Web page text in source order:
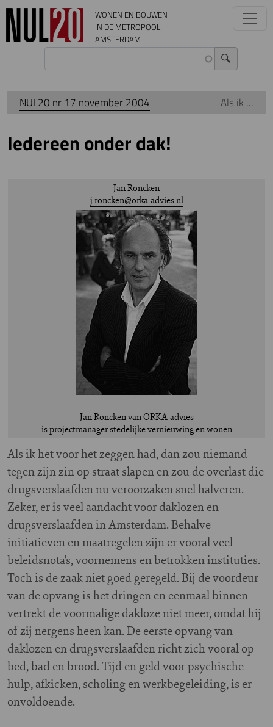
Overslaan en naar de inhoud gaan
WONEN EN BOUWEN
IN DE METROPOOL
AMSTERDAM
NUL20 nr 17 november 2004 Als ik ...
Iedereen onder dak!
Jan Roncken
j.roncken@orka-advies.nl
Jan Roncken van ORKA-advies
is projectmanager stedelijke vernieuwing en wonen
Als ik het voor het zeggen had, dan zou niemand
tegen zijn zin op straat slapen en zou de overlast die
drugsverslaafden nu veroorzaken snel halveren.
Zeker, er is veel aandacht voor daklozen en
drugsverslaafden in Amsterdam. Behalve
initiatieven en maatregelen zijn er vooral veel
beleidsnota’s, voornemens en betrokken instituties.
Toch is de zaak niet goed geregeld. Bij de voordeur
van de opvang is het dringen en eenmaal binnen
vertrekt de voormalige dakloze niet meer, omdat hij
of zij nergens heen kan. De eerste opvang van
daklozen en drugsverslaafden richt zich vooral op
bed, bad en brood. Tijd en geld voor psychische
hulp, afkicken, scholing en werkbegeleiding, is er
onvoldoende.